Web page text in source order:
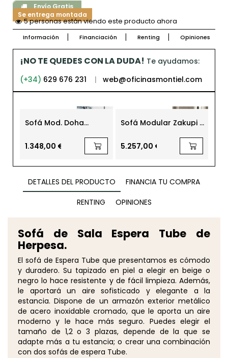
Envío Gratis
Se entrega montada
5 personas están viendo este producto ahora
Información Financiación Renting Opiniones
¡NO TE QUEDES CON LA DUDA! Te ayudamos:
(+34) 629 676 231 | web@oficinasmontiel.com
Sofá Mod. Doha
1.348,00 €
Sofá Modular Zakupi 5
5.257,00 €
DETALLES DEL PRODUCTO
FINANCIA TU COMPRA
RENTING
OPINIONES
Sofá de Sala Espera Tube de
Herpesa.
El sofá de Espera Tube que presentamos es cómodo
y duradero. Su tapizado en piel a elegir en beige o
negro lo hace resistente y de fácil limpieza. Además,
le aportará un aire sofisticado y elegante a la
estancia. Dispone de un armazón exterior metálico
de acero inoxidable cromado, que le aporta un aire
moderno y le hace más seguro. Puedes elegir el
tamaño de 1,2 o 3 plazas, depende de la que se
adapte más a tu estancia; o crear una combinación
con dos sofás de espera Tube.